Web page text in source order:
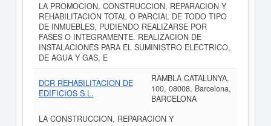
LA PROMOCION, CONSTRUCCION, REPARACION Y
REHABILITACION TOTAL O PARCIAL DE TODO TIPO
DE INMUEBLES, PUDIENDO REALIZARSE POR
FASES O INTEGRAMENTE. REALIZACION DE
INSTALACIONES PARA EL SUMINISTRO ELECTRICO,
DE AGUA Y GAS, E
DCR REHABILITACION DE
EDIFICIOS S.L.
RAMBLA CATALUNYA,
100, 08008, Barcelona,
BARCELONA
LA CONSTRUCCION, REPARACION Y